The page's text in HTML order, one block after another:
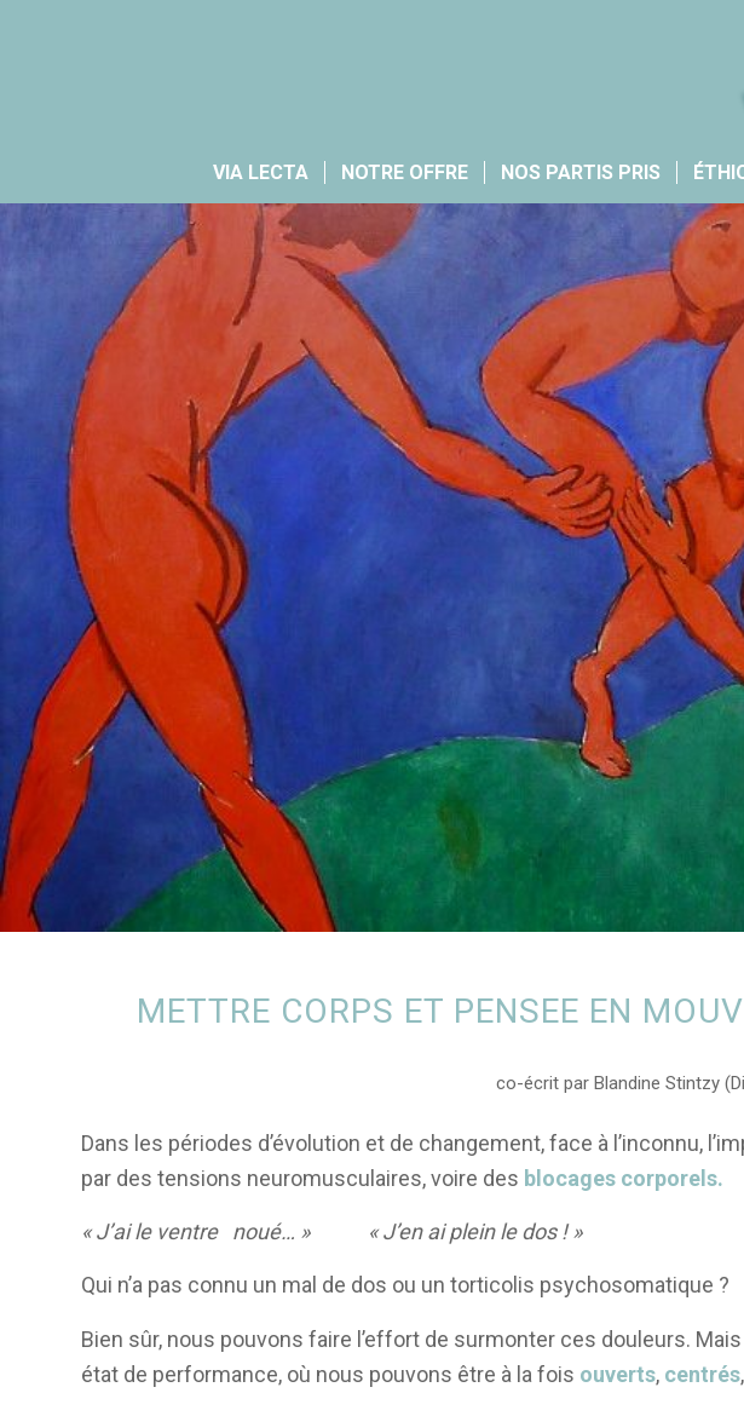
VIA LECTA NOTRE OFFRE NOS PARTIS PRIS
METTRE CORPS ET PENSEE EN
co-écrit par Blandine Stintzy
Dans les périodes d’évolution et de changement, face à l’inconnu,
par des tensions neuromusculaires, voire des blocages corporels.
« J’ai le ventre noué… » « J’en ai plein le dos ! »
Qui n’a pas connu un mal de dos ou un torticolis psychosomatique ?
Bien sûr, nous pouvons faire l’effort de surmonter ces douleurs.
état de performance, où nous pouvons être à la fois ouverts, centrés,